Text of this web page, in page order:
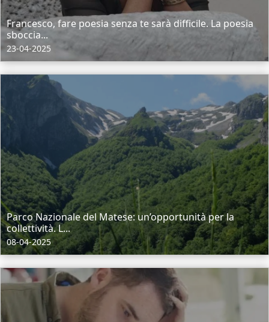
Francesco, fare poesia senza te sarà difficile. La poesia
sboccia...
23-04-2025
Parco Nazionale del Matese: un’opportunità per la
collettività. L...
08-04-2025